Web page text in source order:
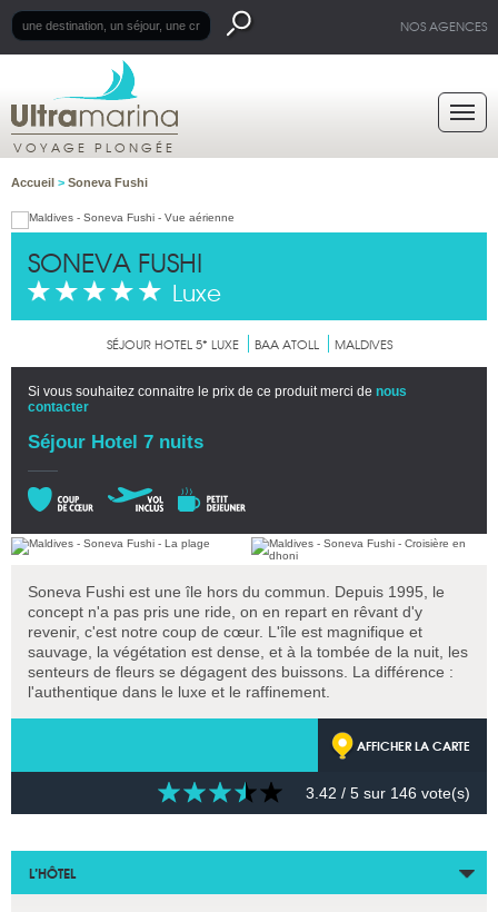
NOS AGENCES
VOYAGE PLONGÉE
Accueil > Soneva Fushi
SONEVA FUSHI
Luxe
SÉJOUR HOTEL 5* LUXE BAA ATOLL MALDIVES
Si vous souhaitez connaitre le prix de ce produit merci de nous
contacter
Séjour Hotel 7 nuits
Soneva Fushi est une île hors du commun. Depuis 1995, le
concept n'a pas pris une ride, on en repart en rêvant d'y
revenir, c'est notre coup de cœur. L'île est magnifique et
sauvage, la végétation est dense, et à la tombée de la nuit, les
senteurs de fleurs se dégagent des buissons. La différence :
l'authentique dans le luxe et le raffinement.
AFFICHER LA CARTE
3.42 / 5 sur 146 vote(s)
L’HÔTEL